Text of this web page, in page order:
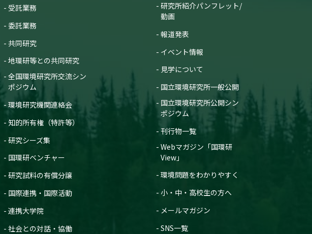
受託業務
委託業務
共同研究
地環研等との共同研究
全国環境研究所交流シン
ポジウム
環境研究機関連絡会
知的所有権（特許等）
研究シーズ集
国環研ベンチャー
研究試料の有償分譲
国際連携・国際活動
連携大学院
社会との対話・協働
研究所紹介パンフレット/
動画
報道発表
イベント情報
見学について
国立環境研究所一般公開
国立環境研究所公開シン
ポジウム
刊行物一覧
Webマガジン「国環研
View」
環境問題をわかりやすく
小・中・高校生の方へ
メールマガジン
SNS一覧